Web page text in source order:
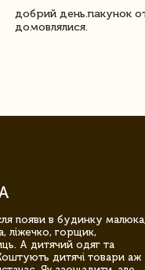
добрий день.пакунок
домовлялися.
появи в будинку
ліжечко, горщик,
А дитячий одяг та
дитячі товари аж